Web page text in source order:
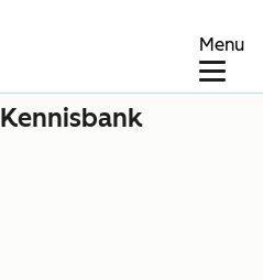
Menu
Kennisbank